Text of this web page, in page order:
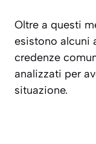
Oltre a questi
esistono alcuni
credenze
analizzati per
situazione.